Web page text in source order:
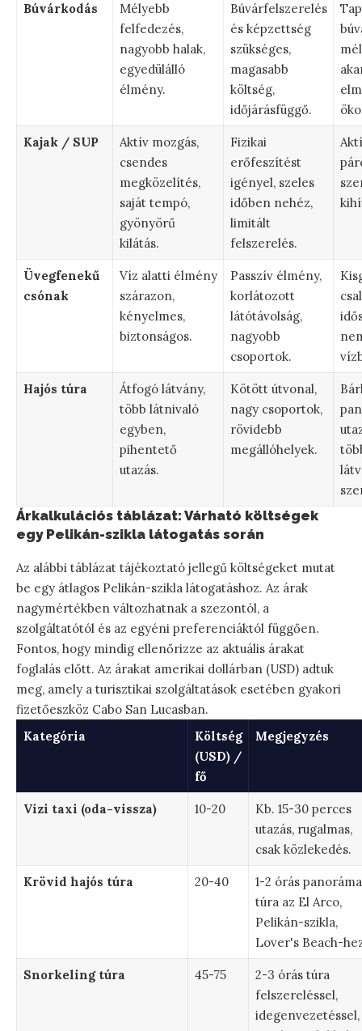
Búvárkodás
Mélyebb
felfedezés,
nagyobb halak,
egyedülálló
élmény.
Búvárfelszerelés
és képzettség
szükséges,
magasabb
költség,
időjárásfüggő.
Kajak / SUP
Aktív mozgás,
csendes
megközelítés,
saját tempó,
gyönyörű
kilátás.
Fizikai
erőfeszítést
igényel, szeles
időben nehéz,
limitált
felszerelés.
Üvegfenekű
csónak
Víz alatti élmény
szárazon,
kényelmes,
biztonságos.
Passzív élmény,
korlátozott
látótávolság,
nagyobb
csoportok.
Hajós túra
Átfogó látvány,
több látnivaló
egyben,
pihentető
utazás.
Kötött útvonal,
nagy csoportok,
rövidebb
megállóhelyek.
Árkalkulációs táblázat: Várható költségek
egy Pelikán-szikla látogatás során
Az alábbi táblázat tájékoztató jellegű költségeket mutat
be egy átlagos Pelikán-szikla látogatáshoz. Az árak
nagymértékben változhatnak a szezontól, a
szolgáltatótól és az egyéni preferenciáktól függően.
Fontos, hogy mindig ellenőrizze az aktuális árakat
foglalás előtt. Az árakat amerikai dollárban (USD) adtuk
meg, amely a turisztikai szolgáltatások esetében gyakori
fizetőeszköz Cabo San Lucasban.
Kategória
Költség
(USD) /
fő
Megjegyzés
Vízi taxi (oda-vissza) 10-20
Kb. 15-30 perces
utazás, rugalmas,
csak közlekedés.
Krövid hajós túra 20-40
1-2 órás panoráma
túra az El Arco,
Pelikán-szikla,
Lover's Beach-
Snorkeling túra 45-75
2-3 órás túra
felszereléssel,
idegenvezetéssel,